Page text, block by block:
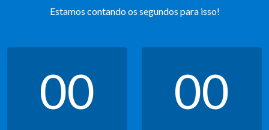
Estamos contando os segundos para isso!
00 00